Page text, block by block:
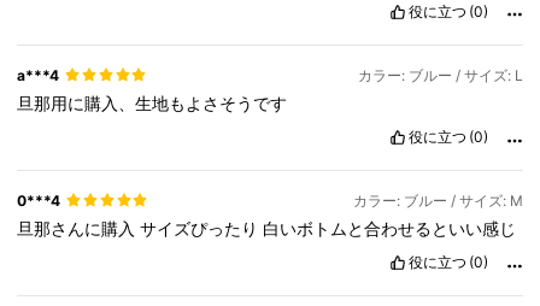
役に立つ (0)
a***4 カラー: ブルー / サイズ: L
旦那用に購入、生地もよさそうです
役に立つ (0)
0***4 カラー: ブルー / サイズ: M
旦那さんに購入サイズぴったり 白いボトムと合わせるといい感じ
役に立つ (0)